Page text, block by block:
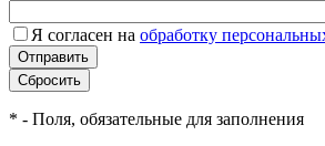
Я согласен на обработку
* - Поля, обязательные для заполнения